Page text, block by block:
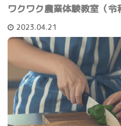
ワクワク農業体験教室（令
2023.04.21